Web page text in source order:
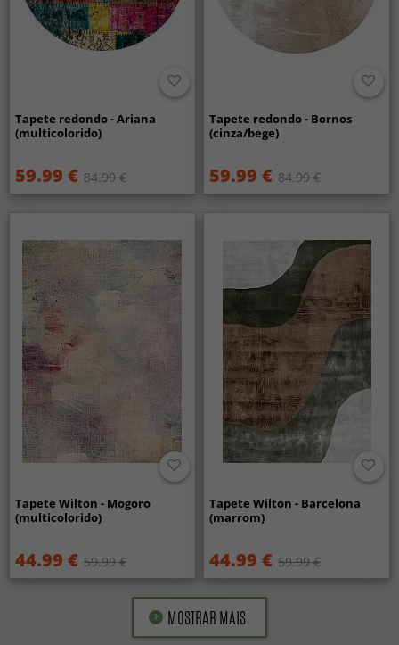
Tapete redondo - Ariana
(multicolorido)
59.99 € 84.99 €
Tapete redondo - Bornos
(cinza/bege)
59.99 € 84.99 €
Tapete Wilton - Mogoro
(multicolorido)
44.99 € 59.99 €
Tapete Wilton - Barcelona
(marrom)
44.99 € 59.99 €
MOSTRAR MAIS